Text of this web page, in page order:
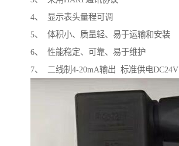
4、 显示表头量程可调
5、 体积小、质量轻、易于运输和安装
6、 性能稳定、可靠、易于维护
7、 二线制4-20mA输出 标准供电DC24V